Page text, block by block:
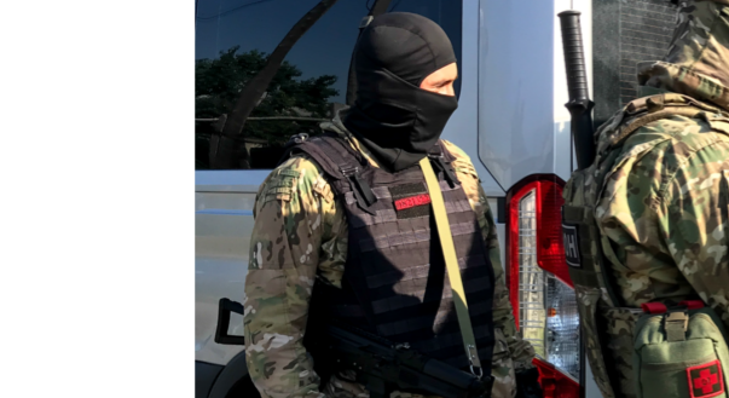
УКРАЇНСЬКА ПРОБЛЕМА КРИМУ